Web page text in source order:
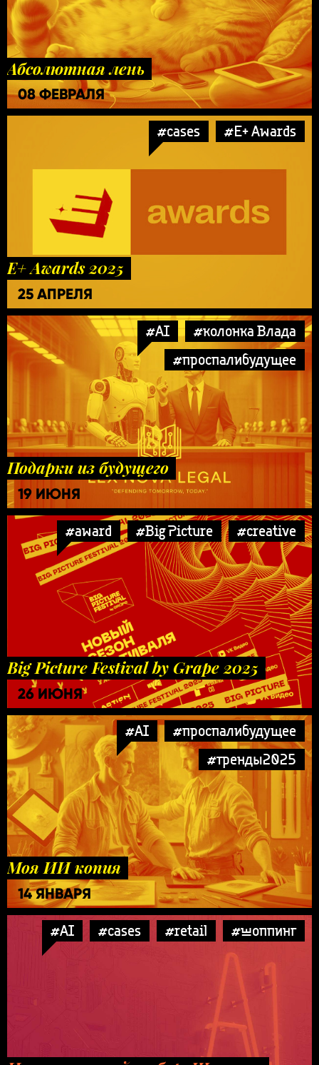
Абсолютная лень
08 ФЕВРАЛЯ
#cases #E+ Awards
E+ Awards 2025
25 АПРЕЛЯ
#AI
#колонка Влада
#проспалибудущее
Подарки из будущего
19 ИЮНЯ
#award #Big Picture #creative
Big Picture Festival by Grape 2025
26 ИЮНЯ
#AI
#проспалибудущее
#тренды2025
Моя ИИ копия
14 ЯНВАРЯ
#AI #cases #retail #шоппинг